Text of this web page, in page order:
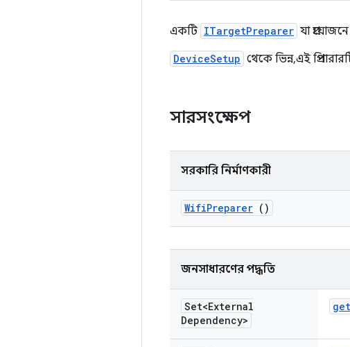
একটি ITargetPreparer যা
DeviceSetup থেকে ভিন্ন, এই
সারসংক্ষেপ
সরকারি নির্মাণকারী
WifiPreparer ()
জনসাধারণের পদ্ধতি
Set<External
Dependency>
get